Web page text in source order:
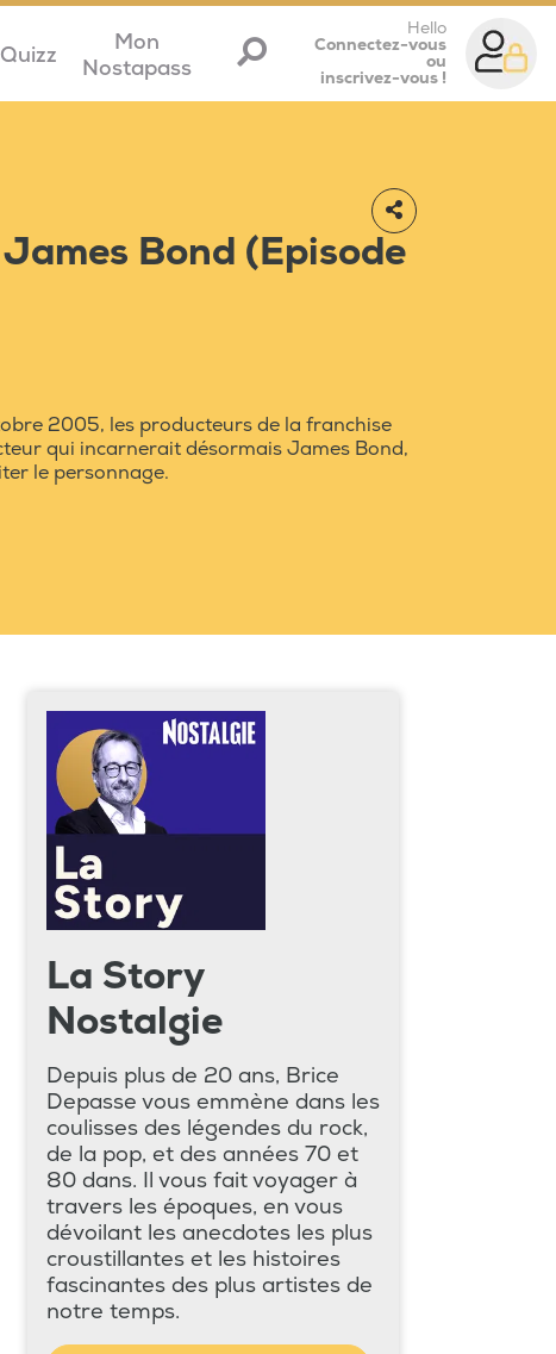
Quizz
Mon
Nostapass
Hello
Connectez-vous
ou
inscrivez-vous !
Bond (Episode
2005, les producteurs de la franchise
qui incarnerait désormais James Bond,
le personnage.
La Story
Nostalgie
Depuis plus de 20 ans, Brice
Depasse vous emmène dans les
coulisses des légendes du rock,
de la pop, et des années 70 et
80 dans. Il vous fait voyager à
travers les époques, en vous
dévoilant les anecdotes les plus
croustillantes et les histoires
fascinantes des plus artistes de
notre temps.